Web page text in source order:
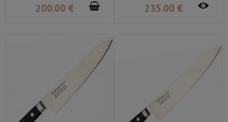
200.00 € 235.00 €